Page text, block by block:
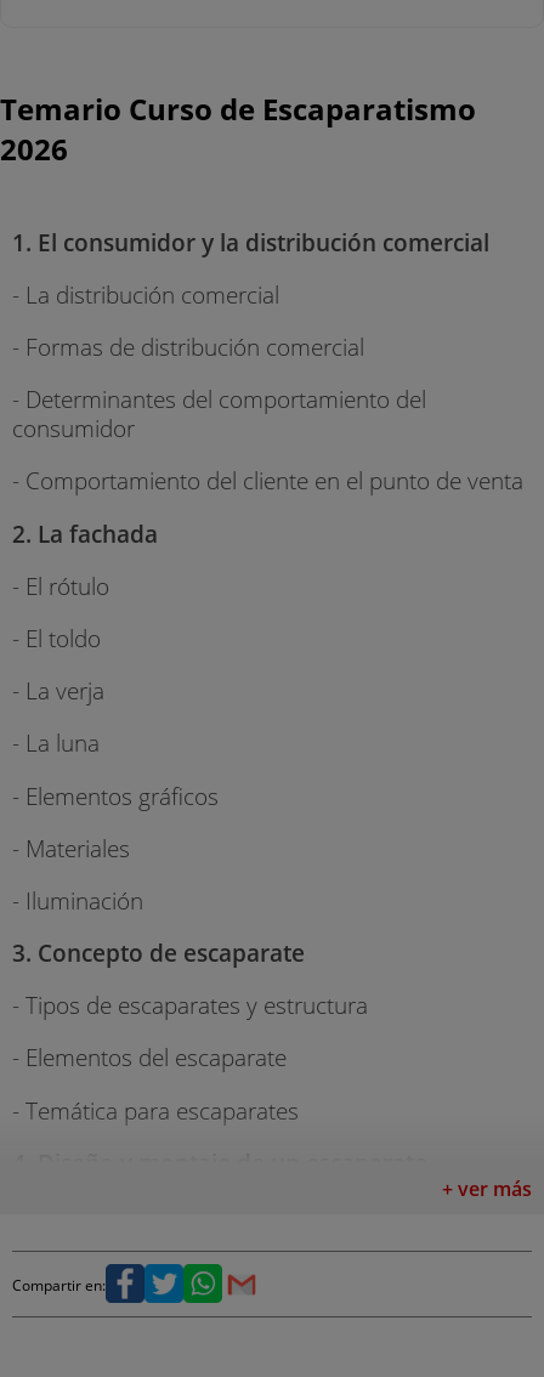
Temario Curso de Escaparatismo
2026
1. El consumidor y la distribución comercial
- La distribución comercial
- Formas de distribución comercial
- Determinantes del comportamiento del
consumidor
- Comportamiento del cliente en el punto de venta
2. La fachada
- El rótulo
- El toldo
- La verja
- La luna
- Elementos gráficos
- Materiales
- Iluminación
3. Concepto de escaparate
- Tipos de escaparates y estructura
- Elementos del escaparate
- Temática para escaparates
- Técnicas de composición
- Geometría
+ ver más
Compartir en: